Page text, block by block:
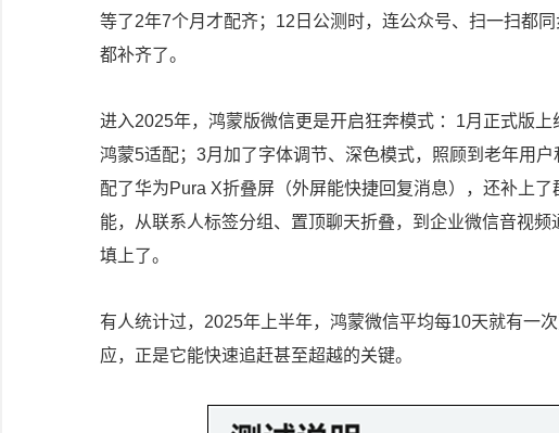
等了2年7个月才配齐；12日公测时，连公众号、扫一扫都
都补齐了。
进入2025年，鸿蒙版微信更是开启狂奔模式 ：1月正式版
鸿蒙5适配；3月加了字体调节、深色模式，照顾到老年用
配了华为Pura X折叠屏（外屏能快捷回复消息），还补上
能，从联系人标签分组、置顶聊天折叠，到企业微信音视
填上了。
有人统计过，2025年上半年，鸿蒙微信平均每10天就有一
应，正是它能快速追赶甚至超越的关键。